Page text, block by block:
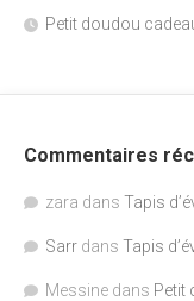
Petit doudou
Commentaires
zara dans Tapis
Sarr dans Tapis
Messine dans Petit